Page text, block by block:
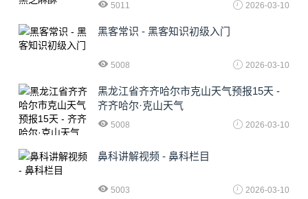
5011 2026-03-10
黑客常识 - 黑客知识初级入门
5008 2026-03-10
黑龙江省齐齐哈尔市克山天气预报15天 -
齐齐哈尔·克山天气
5008 2026-03-10
鼻科讲解视频 - 鼻科栏目
5003 2026-03-10